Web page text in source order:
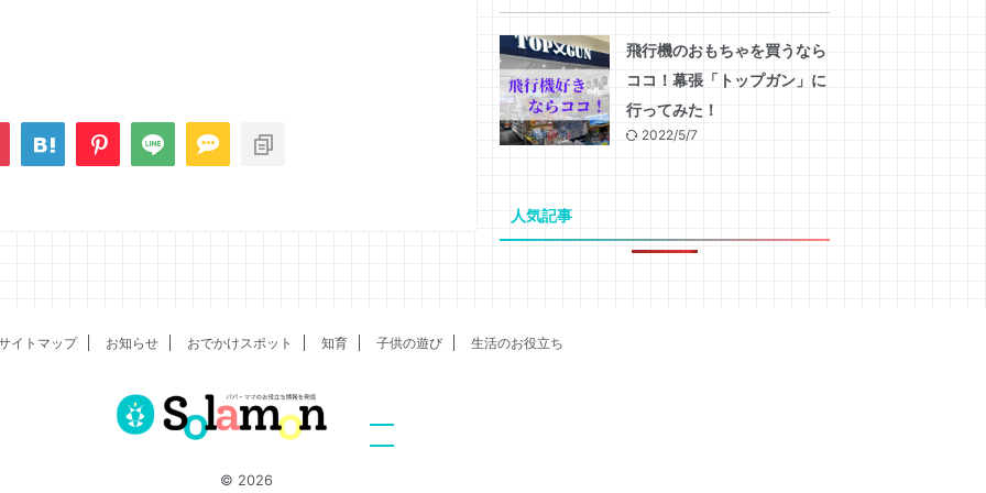
飛行機のおもちゃを買うなら
ココ！幕張「トップガン」に
行ってみた！
2022/5/7
人気記事
イトマップ お知らせ おでかけスポット 知育 子供の遊び 生活のお役立ち
© 2026